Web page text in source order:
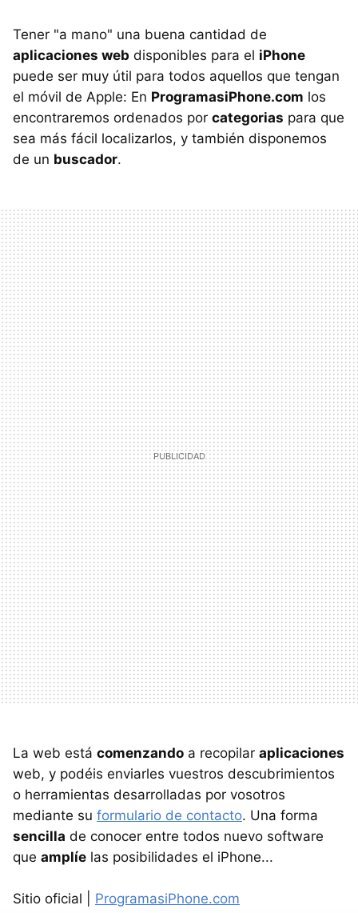
Tener "a mano" una buena cantidad de
aplicaciones web disponibles para el iPhone
puede ser muy útil para todos aquellos que tengan
el móvil de Apple: En ProgramasiPhone.com los
encontraremos ordenados por categorias para que
sea más fácil localizarlos, y también disponemos
de un buscador.
La web está comenzando a recopilar aplicaciones
web, y podéis enviarles vuestros descubrimientos
o herramientas desarrolladas por vosotros
mediante su formulario de contacto. Una forma
sencilla de conocer entre todos nuevo software
que amplíe las posibilidades el iPhone...
Sitio oficial | ProgramasiPhone.com